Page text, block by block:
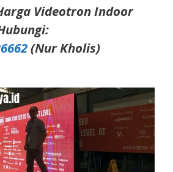
Videotron Indoor
(Nur Kholis)